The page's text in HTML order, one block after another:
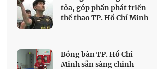
tỏa, góp phần phát triển
thể thao TP. Hồ Chí Minh
Bóng bàn TP. Hồ Chí
Minh sẵn sàng chinh